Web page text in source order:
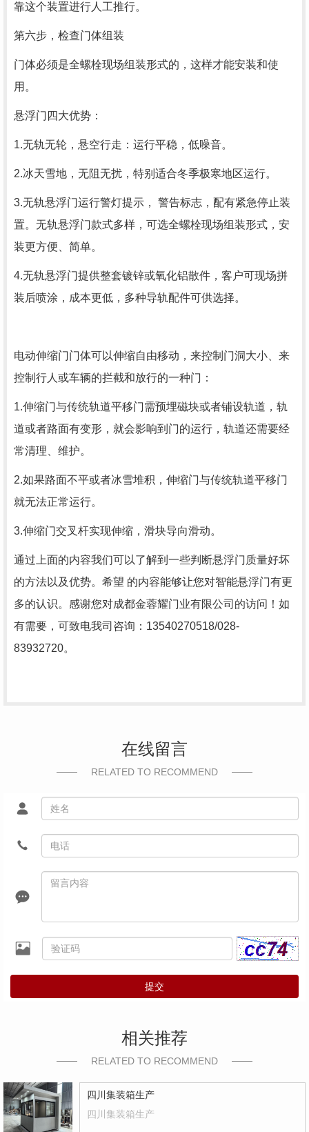
靠这个装置进行人工推行。
第六步，检查门体组装
门体必须是全螺栓现场组装形式的，这样才能安装和使
用。
悬浮门四大优势：
1.无轨无轮，悬空行走：运行平稳，低噪音。
2.冰天雪地，无阻无扰，特别适合冬季极寒地区运行。
3.无轨悬浮门运行警灯提示， 警告标志，配有紧急停止装
置。无轨悬浮门款式多样，可选全螺栓现场组装形式，安
装更方便、简单。
4.无轨悬浮门提供整套镀锌或氧化铝散件，客户可现场拼
装后喷涂，成本更低，多种导轨配件可供选择。
电动伸缩门门体可以伸缩自由移动，来控制门洞大小、来
控制行人或车辆的拦截和放行的一种门：
1.伸缩门与传统轨道平移门需预埋磁块或者铺设轨道，轨
道或者路面有变形，就会影响到门的运行，轨道还需要经
常清理、维护。
2.如果路面不平或者冰雪堆积，伸缩门与传统轨道平移门
就无法正常运行。
3.伸缩门交叉杆实现伸缩，滑块导向滑动。
通过上面的内容我们可以了解到一些判断悬浮门质量好坏
的方法以及优势。希望 的内容能够让您对智能悬浮门有更
多的认识。感谢您对成都金蓉耀门业有限公司的访问！如
有需要，可致电我司咨询：13540270518/028-
83932720。
在线留言
RELATED TO RECOMMEND
提交
相关推荐
RELATED TO RECOMMEND
四川集装箱生产
四川集装箱生产